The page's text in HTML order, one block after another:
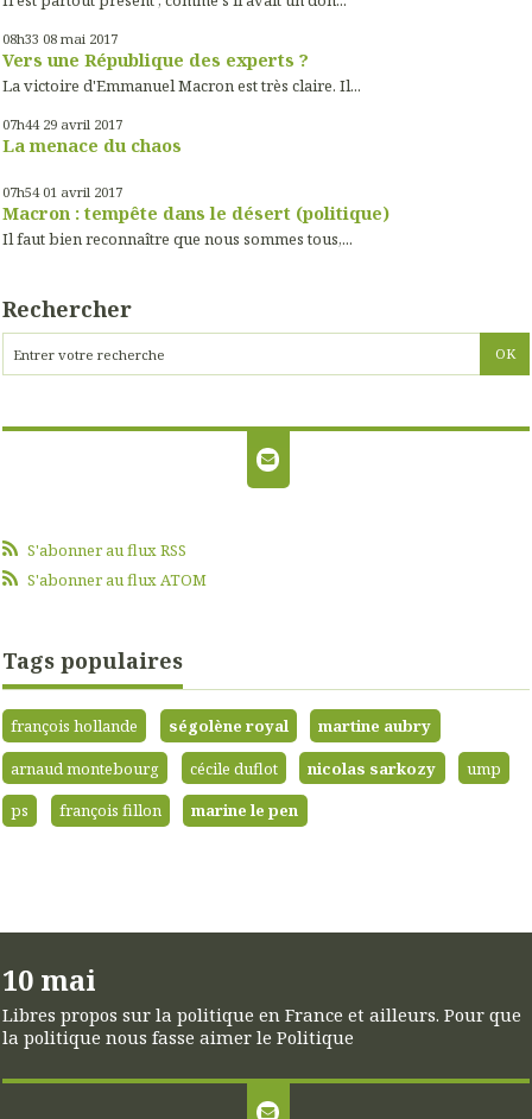
08h33 08 mai 2017
Vers une République des experts ?
La victoire d'Emmanuel Macron est très claire. Il...
07h44 29 avril 2017
La menace du chaos
07h54 01 avril 2017
Macron : tempête dans le désert (politique)
Il faut bien reconnaître que nous sommes tous,...
Rechercher
S'abonner au flux RSS
S'abonner au flux ATOM
Tags populaires
françois hollande ségolène royal
martine aubry
arnaud montebourg
cécile duflot nicolas sarkozy
ump
ps
françois fillon marine le pen
10 mai
Libres propos sur la politique en France et ailleurs. Pour que
la politique nous fasse aimer le Politique